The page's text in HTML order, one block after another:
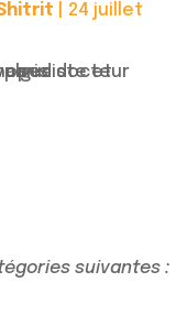
24 juillet
suivantes :